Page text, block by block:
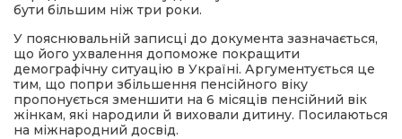
бути більшим ніж три роки.
У пояснювальній записці до документа зазначається,
що його ухвалення допоможе покращити
демографічну ситуацію в Україні. Аргументується це
тим, що попри збільшення пенсійного віку
пропонується зменшити на 6 місяців пенсійний вік
жінкам, які народили й виховали дитину. Посилаються
на міжнародний досвід.